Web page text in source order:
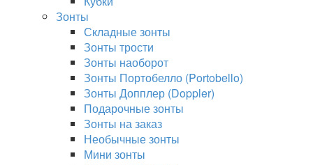
Зонты
Складные зонты
Зонты трости
Зонты наоборот
Зонты Портобелло (Portobello)
Зонты Допплер (Doppler)
Подарочные зонты
Зонты на заказ
Необычные зонты
Мини зонты